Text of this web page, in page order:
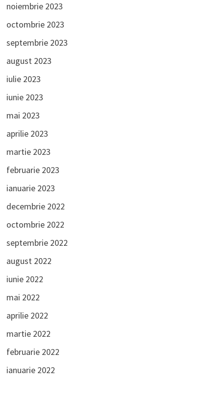
noiembrie 2023
octombrie 2023
septembrie 2023
august 2023
iulie 2023
iunie 2023
mai 2023
aprilie 2023
martie 2023
februarie 2023
ianuarie 2023
decembrie 2022
octombrie 2022
septembrie 2022
august 2022
iunie 2022
mai 2022
aprilie 2022
martie 2022
februarie 2022
ianuarie 2022